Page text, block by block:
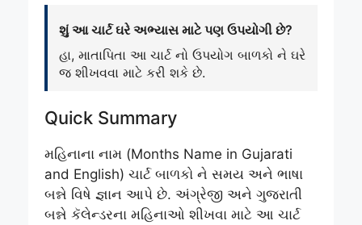
શું આ ચાર્ટ ઘરે અભ્યાસ માટે પણ ઉપયોગી છે?
હા, માતાપિતા આ ચાર્ટ નો ઉપયોગ બાળકો ને ઘરે
જ શીખવવા માટે કરી શકે છે.
Quick Summary
મહિનાના નામ (Months Name in Gujarati
and English) ચાર્ટ બાળકો ને સમય અને ભાષા
બન્ને વિષે જ્ઞાન આપે છે. અંગ્રેજી અને ગુજરાતી
બન્ને કૅલેન્ડરના મહિનાઓ શીખવા માટે આ ચાર્ટ